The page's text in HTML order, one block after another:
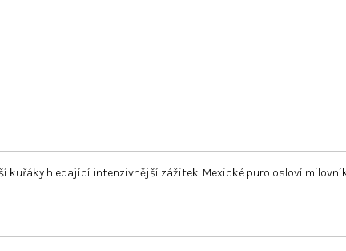
kuřáky hledající intenzivnější zážitek. Mexické puro osloví